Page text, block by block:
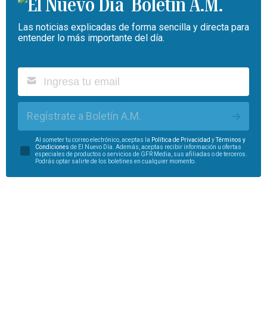
Boletín A.M.
Las noticias explicadas de forma sencilla y directa para
entender lo más importante del día.
Regístrate a Boletín A.M.
Al someter tu correo electrónico, aceptas la Política de Privacidad yTérminos y
Condiciones de El Nuevo Día. Además, aceptas recibir información u ofertas
especiales de productos o servicios de GFR Media, sus afiliadas o de terceros.
Podrás optar salirte de los boletines en cualquier momento.